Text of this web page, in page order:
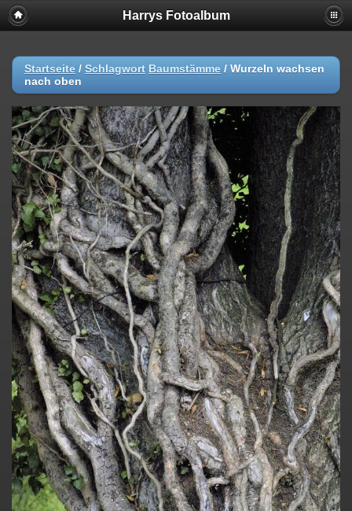
Harrys Fotoalbum
Startseite / Schlagwort Baumstämme / Wurzeln wachsen
nach oben